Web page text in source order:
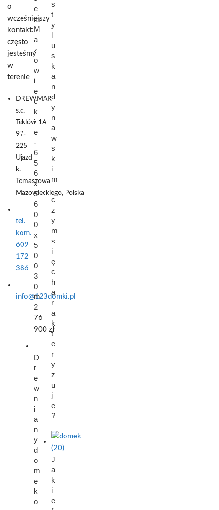
o
wcześniejszy
kontakt:
często
jesteśmy
w
terenie
DREWMAR
s.c.
Teklów 1A
97-
225
Ujazd
k.
Tomaszowa
Mazowieckiego, Polska
tel.
kom.
609
172
386
info@123domki.pl
e
m
M
a
z
o
w
i
e
c
k
i
e
-
6
5
6
x
5
6
0
0
x
5
0
0
3
0
m
2
76
900 zł
D
r
e
w
n
i
a
n
y
d
o
m
e
k
o
s
t
y
l
u
s
k
a
n
d
y
n
a
w
s
k
i
m
–
c
z
y
m
s
i
ę
c
h
a
r
a
k
t
e
r
y
z
u
j
e
?
J
a
k
i
e